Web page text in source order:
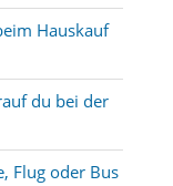
Hauskauf
du bei der
Flug oder Bus